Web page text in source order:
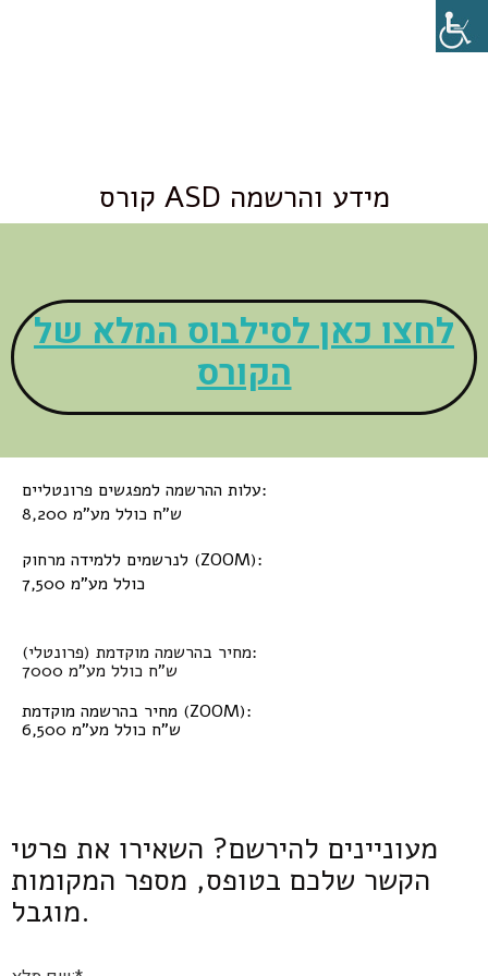
קורס ASD מידע והרשמה
לחצו כאן לסילבוס המלאשל
הקורס
עלות ההרשמה למפגשים פרונטליים:
8,200 ש"ח כולל מע"מ
לנרשמים ללמידה מרחוק (ZOOM):
7,500 כולל מע"מ
מחיר בהרשמה מוקדמת (פרונטלי):
7000 ש"ח כולל מע"מ
מחיר בהרשמה מוקדמת (ZOOM):
6,500 ש"ח כולל מע"מ
מעוניינים להירשם? השאירו את פרטי
הקשר שלכם בטופס, מספר המקומות
מוגבל.